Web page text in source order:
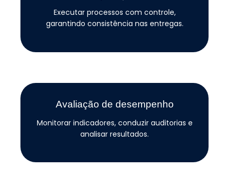
Executar processos com controle,
garantindo consistência nas entregas.
Avaliação de desempenho
Monitorar indicadores, conduzir auditorias e
analisar resultados.